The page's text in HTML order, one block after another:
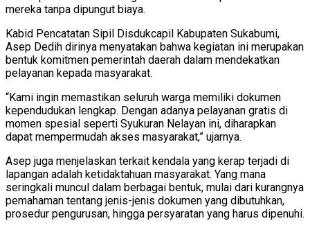
mereka tanpa dipungut biaya.
Kabid Pencatatan Sipil Disdukcapil Kabupaten Sukabumi,
Asep Dedih dirinya menyatakan bahwa kegiatan ini merupakan
bentuk komitmen pemerintah daerah dalam mendekatkan
pelayanan kepada masyarakat.
“Kami ingin memastikan seluruh warga memiliki dokumen
kependudukan lengkap. Dengan adanya pelayanan gratis di
momen spesial seperti Syukuran Nelayan ini, diharapkan
dapat mempermudah akses masyarakat,” ujarnya.
Asep juga menjelaskan terkait kendala yang kerap terjadi di
lapangan adalah ketidaktahuan masyarakat. Yang mana
seringkali muncul dalam berbagai bentuk, mulai dari kurangnya
pemahaman tentang jenis-jenis dokumen yang dibutuhkan,
prosedur pengurusan, hingga persyaratan yang harus dipenuhi.